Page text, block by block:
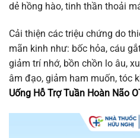
dẻ hồng hào, tinh thần thoải
Cải thiện các triệu chứng do
mãn kinh như: bốc hỏa, cáu
giảm trí nhớ, bồn chồn lo âu,
âm đạo, giảm ham muốn, tóc
Uống Hỗ Trợ Tuần Hoàn Não